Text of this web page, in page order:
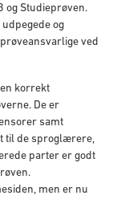
og Studieprøven.
og
ved
korrekt
De er
samt
til de sproglærere,
parter er godt
men er nu